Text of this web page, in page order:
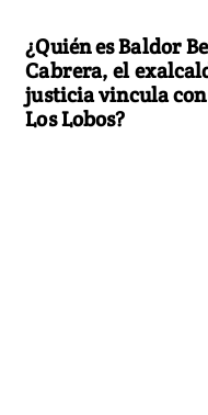
¿Quién es Baldor
Cabrera, el
justicia vincula
Los Lobos?